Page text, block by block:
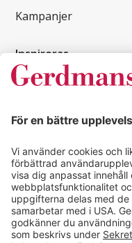
Kampanjer
Inspireras
Kundcase
Läsvärt
Kontakt
info@gerdmans.se
0433-740 80